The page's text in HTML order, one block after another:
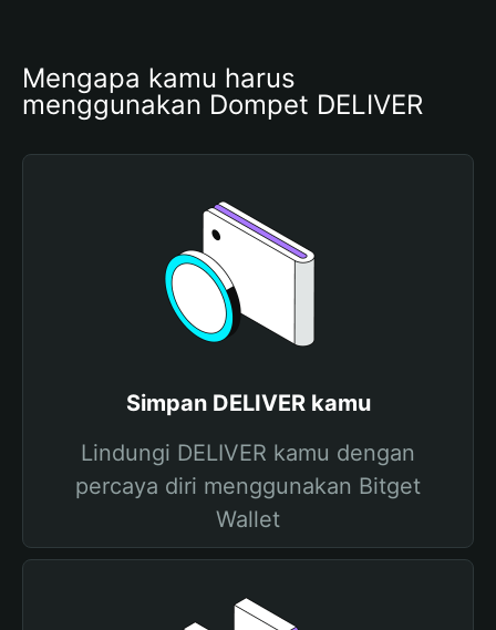
Mengapa kamu harus
menggunakan Dompet DELIVER
Simpan DELIVER kamu
Lindungi DELIVER kamu dengan
percaya diri menggunakan Bitget
Wallet